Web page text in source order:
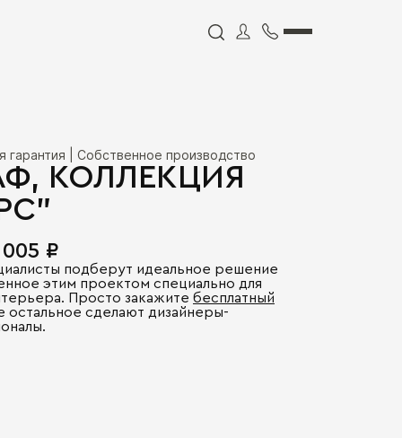
гарантия | Собственное производство
КОЛЛЕКЦИЯ
₽
подберут идеальное решение
этим проектом специально для
Просто закажите бесплатный
остальное сделают дизайнеры-